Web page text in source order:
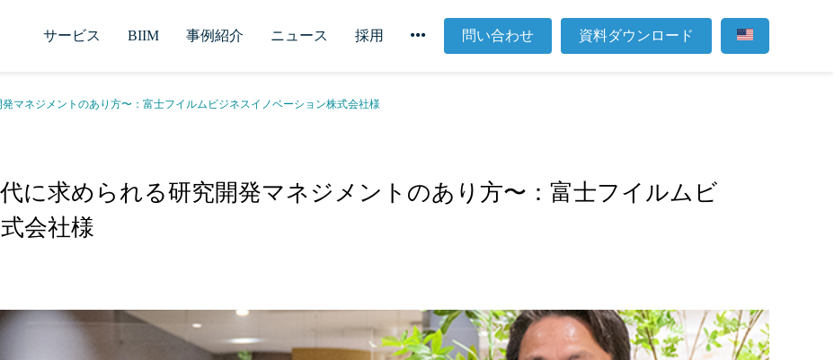
サービス BIIM 事例紹介 ニュース 採用 問い合わせ 資料ダウンロード
マネジメントのあり方〜：富士フイルムビジネスイノベーション株式会社様
に求められる研究開発マネジメントのあり方〜：富士フイルムビ
会社様